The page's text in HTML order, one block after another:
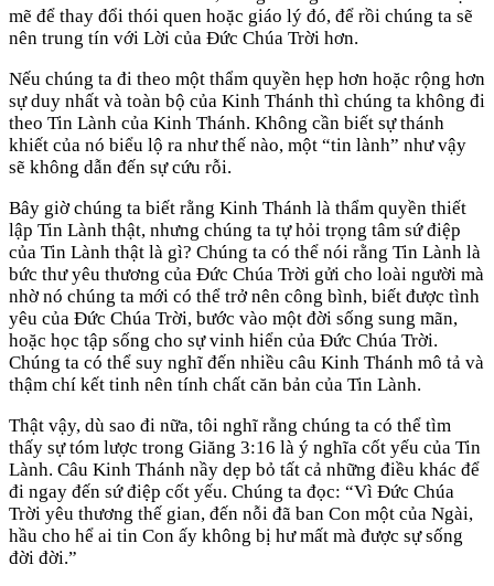
mẽ để thay đổi thói quen hoặc giáo lý đó, để rồi chúng ta sẽ
nên trung tín với Lời của Đức Chúa Trời hơn.
Nếu chúng ta đi theo một thẩm quyền hẹp hơn hoặc rộng hơn
sự duy nhất và toàn bộ của Kinh Thánh thì chúng ta không đi
theo Tin Lành của Kinh Thánh. Không cần biết sự thánh
khiết của nó biểu lộ ra như thế nào, một “tin lành” như vậy
sẽ không dẫn đến sự cứu rỗi.
Bây giờ chúng ta biết rằng Kinh Thánh là thẩm quyền thiết
lập Tin Lành thật, nhưng chúng ta tự hỏi trọng tâm sứ điệp
của Tin Lành thật là gì? Chúng ta có thể nói rằng Tin Lành là
bức thư yêu thương của Đức Chúa Trời gửi cho loài người mà
nhờ nó chúng ta mới có thể trở nên công bình, biết được tình
yêu của Đức Chúa Trời, bước vào một đời sống sung mãn,
hoặc học tập sống cho sự vinh hiển của Đức Chúa Trời.
Chúng ta có thể suy nghĩ đến nhiều câu Kinh Thánh mô tả và
thậm chí kết tinh nên tính chất căn bản của Tin Lành.
Thật vậy, dù sao đi nữa, tôi nghĩ rằng chúng ta có thể tìm
thấy sự tóm lược trong Giăng 3:16 là ý nghĩa cốt yếu của Tin
Lành. Câu Kinh Thánh nầy dẹp bỏ tất cả những điều khác để
đi ngay đến sứ điệp cốt yếu. Chúng ta đọc: “Vì Đức Chúa
Trời yêu thương thế gian, đến nỗi đã ban Con một của Ngài,
hầu cho hể ai tin Con ấy không bị hư mất mà được sự sống
đời đời.”